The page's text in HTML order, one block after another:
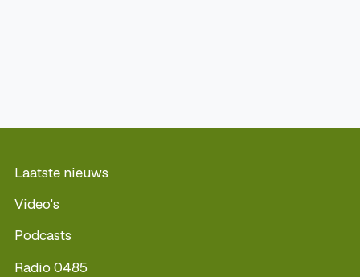
Laatste nieuws
Video's
Podcasts
Radio 0485